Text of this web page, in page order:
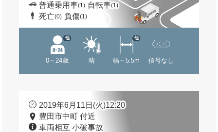
普通乗用車(1) 自転車(1)
死亡(0) 負傷(1)
0～24歳
他
晴 幅～5.5m
他
信号なし
2019年6月11日(火)12:20
豊田市中町 付近
車両相互 小破事故